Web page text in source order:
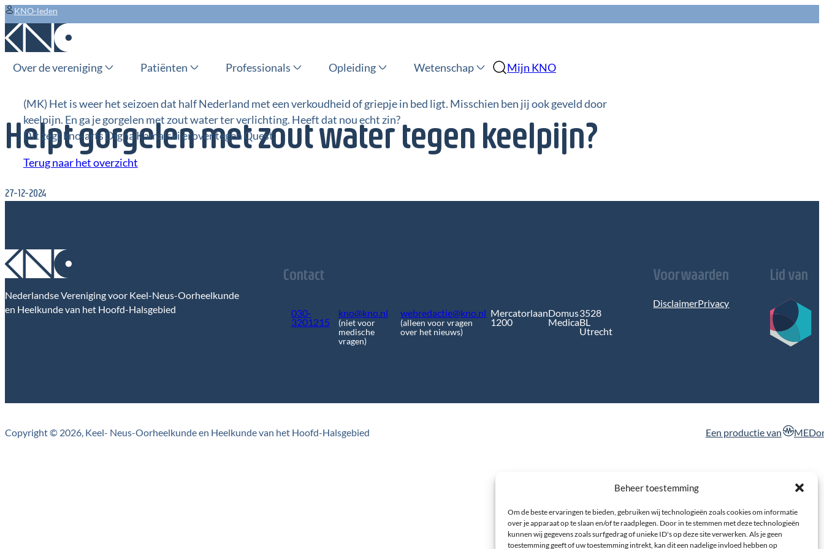
Beheer toestemming
Om de beste ervaringen te bieden, gebruiken wij technologieën zoals cookies om informatie
over je apparaat op te slaan en/of te raadplegen. Door in te stemmen met deze technologieën
kunnen wij gegevens zoals surfgedrag of unieke ID's op deze site verwerken. Als je geen
toestemming geeft of uw toestemming intrekt, kan dit een nadelige invloed hebben op
KNO-leden
Over de vereniging Patiënten Professionals Opleiding Wetenschap Mijn KNO
Helpt gorgelen met zout water tegen keelpijn?
27-12-2024
(MK) Het is weer het seizoen dat half Nederland met een verkoudheid of griepje in bed ligt. Misschien ben jij ook geveld door
keelpijn. En ga je gorgelen met zout water ter verlichting. Heeft dat nou echt zin?
Dit zegt kno-arts Digna Kamalski erover tegen Quest.
Terug naar het overzicht
Nederlandse Vereniging voor Keel-Neus-Oorheelkunde
en Heelkunde van het Hoofd-Halsgebied
Contact
030-
3201215
kno@kno.nl
(niet voor
medische
vragen)
webredactie@kno.nl
(alleen voor vragen
over het nieuws)
Mercatorlaan
1200
Domus
Medica
3528
BL
Utrecht
Voorwaarden
DisclaimerPrivacy
Lid van
Copyright © 2026, Keel- Neus-Oorheelkunde en Heelkunde van het Hoofd-Halsgebied